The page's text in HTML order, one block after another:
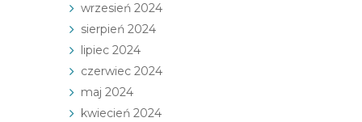
wrzesień 2024
sierpień 2024
lipiec 2024
czerwiec 2024
maj 2024
kwiecień 2024